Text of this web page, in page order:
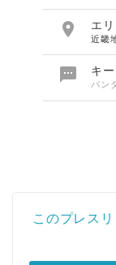
 エ
近畿
 キ
パン
このプレス